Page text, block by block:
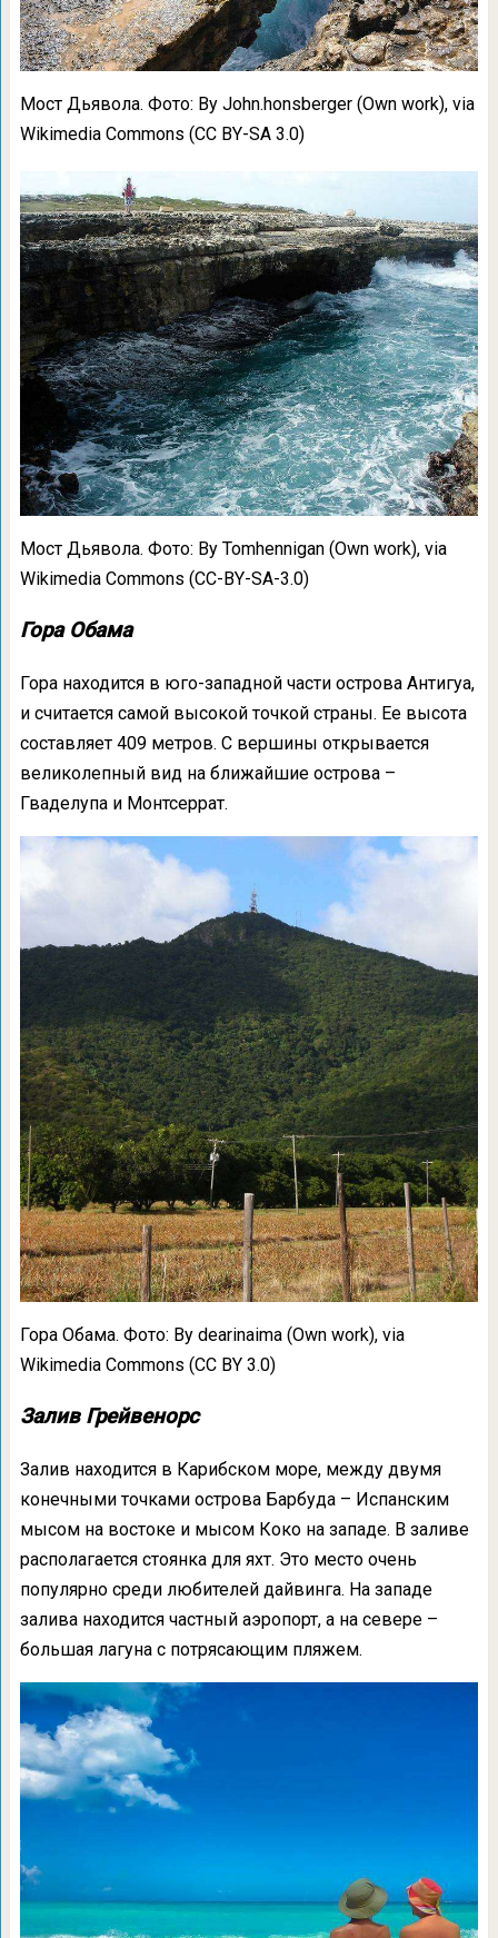
Мост Дьявола. Фото: By John.honsberger (Own work), via
Wikimedia Commons (CC BY-SA 3.0)
Мост Дьявола. Фото: By Tomhennigan (Own work), via
Wikimedia Commons (CC-BY-SA-3.0)
Гора Обама
Гора находится в юго-западной части острова Антигуа,
и считается самой высокой точкой страны. Ее высота
составляет 409 метров. С вершины открывается
великолепный вид на ближайшие острова –
Гваделупа и Монтсеррат.
Гора Обама. Фото: By dearinaima (Own work), via
Wikimedia Commons (CC BY 3.0)
Залив Грейвенорс
Залив находится в Карибском море, между двумя
конечными точками острова Барбуда – Испанским
мысом на востоке и мысом Коко на западе. В заливе
располагается стоянка для яхт. Это место очень
популярно среди любителей дайвинга. На западе
залива находится частный аэропорт, а на севере –
большая лагуна с потрясающим пляжем.